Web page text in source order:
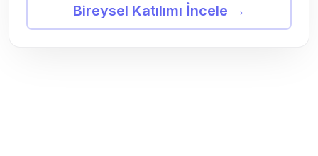
Bireysel Katılımı İncele →